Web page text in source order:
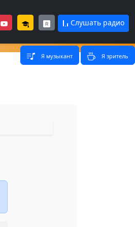
Слушать радио
Я музыкант Я зритель